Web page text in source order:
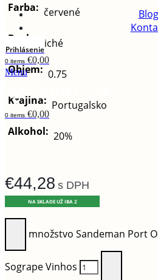
Blog
Prihlásenie
0 items €0,00
Menu
0 items €0,00
Farba: červené
Druh:
tiché
Objem: 0.75
Krajina: Portugalsko
Alkohol: 20%
€44,28 s DPH
NA SKLADE UŽ IBA 2
množstvo Sandeman Port
Sogrape Vinhos